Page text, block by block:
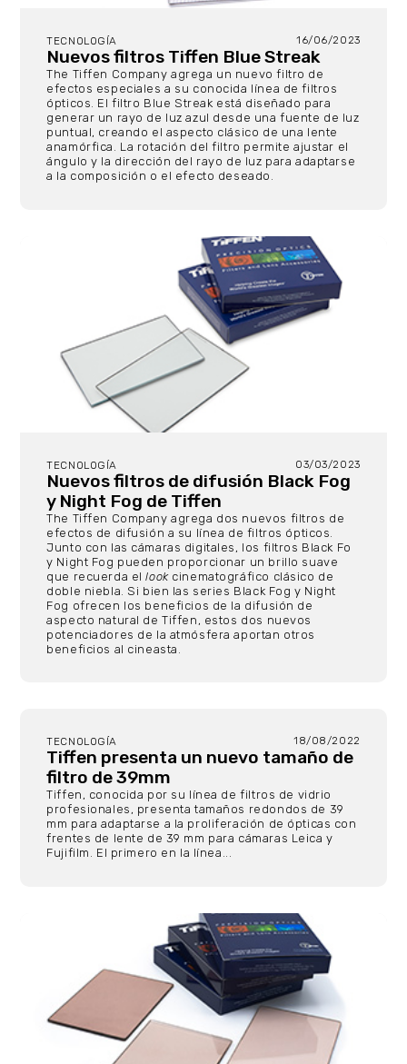
TECNOLOGÍA 16/06/2023
Nuevos filtros Tiffen Blue Streak
The Tiffen Company agrega un nuevo filtro de
efectos especiales a su conocida línea de filtros
ópticos. El filtro Blue Streak está diseñado para
generar un rayo de luz azul desde una fuente de luz
puntual, creando el aspecto clásico de una lente
anamórfica. La rotación del filtro permite ajustar el
ángulo y la dirección del rayo de luz para adaptarse
a la composición o el efecto deseado.
TECNOLOGÍA 03/03/2023
Nuevos filtros de difusión Black Fog
y Night Fog de Tiffen
The Tiffen Company agrega dos nuevos filtros de
efectos de difusión a su línea de filtros ópticos.
Junto con las cámaras digitales, los filtros Black Fo
y Night Fog pueden proporcionar un brillo suave
que recuerda ellook cinematográfico clásico de
doble niebla. Si bien las series Black Fog y Night
Fog ofrecen los beneficios de la difusión de
aspecto natural de Tiffen, estos dos nuevos
potenciadores de la atmósfera aportan otros
beneficios al cineasta.
TECNOLOGÍA 18/08/2022
Tiffen presenta un nuevo tamaño de
filtro de 39mm
Tiffen, conocida por su línea de filtros de vidrio
profesionales, presenta tamaños redondos de 39
mm para adaptarse a la proliferación de ópticas con
frentes de lente de 39 mm para cámaras Leica y
Fujifilm. El primero en la línea...